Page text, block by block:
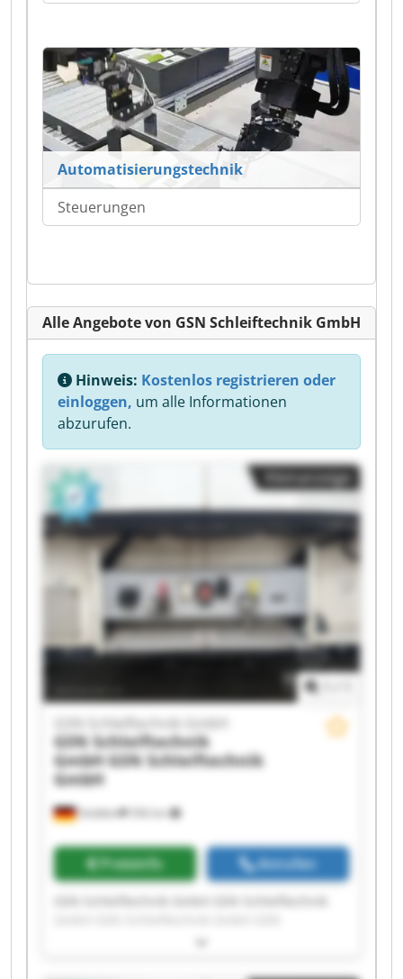
Automatisierungstechnik
Steuerungen
Alle Angebote von GSN Schleiftechnik GmbH
Hinweis: Kostenlos registrieren oder
einloggen, um alle Informationen
abzurufen.
Kleinanzeige
Stödtlen 356 km
GSN Schleiftechnik GmbH
GSN Schleiftechnik
GmbHGSN Schleiftechnik
GmbH
Preisinfo Anrufen
Schleiftechnik GmbH GSN Schleiftechnik GmbH